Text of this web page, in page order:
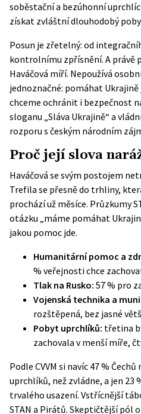
soběstační a bezúhonní
získat zvláštní dlouhodobý
Posun je zřetelný: od
kontrolnímu zpřísnění. A právě
Haváčová míří. Nepoužívá
jednoznačné: pomáhat
chceme ochránit i bezpečnost
sloganu „Sláva Ukrajině“ a
rozporu s českým národním
Proč její slova
Haváčová se svým postojem
Trefila se přesně do trhliny,
prochází už měsíce. Průzkumy
otázku „máme pomáhat
jakou pomoc jde.
Humanitární pomoc a
% veřejnosti chce
Tlak na Rusko: 57 % pro
Vojenská technika a
rozštěpená, bez jasné
Pobyt uprchlíků: třetina
zachovala v menší míře,
Podle CVVM si navíc 47 %
uprchlíků, než zvládne, a jen 23
trvalého usazení. Vstřícnější
STAN a Pirátů. Skeptičtější pól